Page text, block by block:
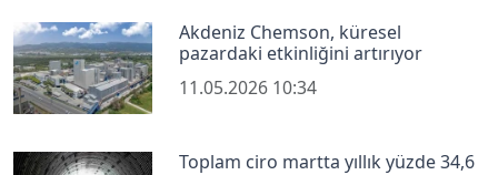
Akdeniz Chemson, küresel
pazardaki etkinliğini artırıyor
11.05.2026 10:34
Toplam ciro martta yıllık yüzde 34,6